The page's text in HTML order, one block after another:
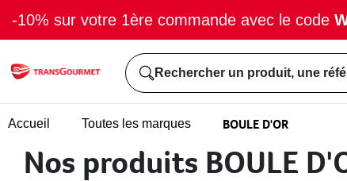
-10% sur votre 1ère commande avec le code
Rechercher un produit, une
Accueil Toutes les marques BOULE D'OR
Nos produits BOULE